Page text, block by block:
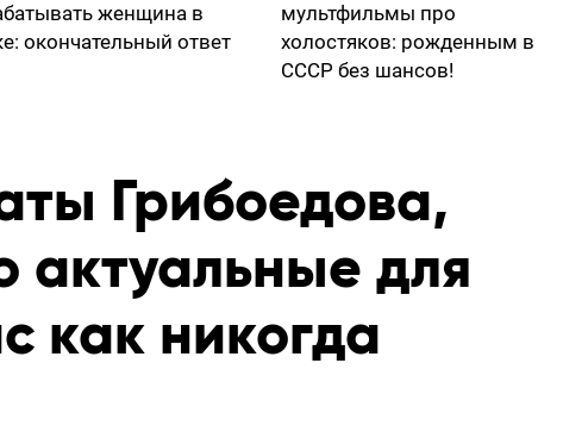
женщина в
окончательный ответ
мультфильмы про
холостяков: рожденным в
СССР без шансов!
Грибоедова,
актуальные для
как никогда